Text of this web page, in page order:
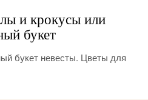
и крокусы или
букет
букет невесты. Цветы для